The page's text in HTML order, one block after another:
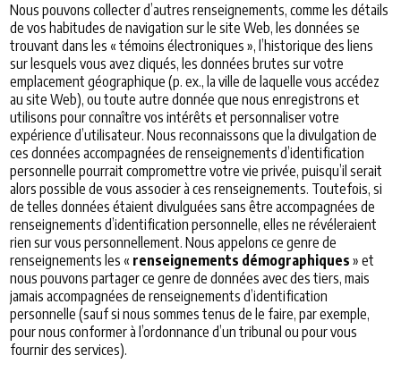
Nous pouvons collecter d’autres renseignements, comme les détails
de vos habitudes de navigation sur le site Web, les données se
trouvant dans les « témoins électroniques », l’historique des liens
sur lesquels vous avez cliqués, les données brutes sur votre
emplacement géographique (p. ex., la ville de laquelle vous accédez
au site Web), ou toute autre donnée que nous enregistrons et
utilisons pour connaître vos intérêts et personnaliser votre
expérience d’utilisateur. Nous reconnaissons que la divulgation de
ces données accompagnées de renseignements d’identification
personnelle pourrait compromettre votre vie privée, puisqu’il serait
alors possible de vous associer à ces renseignements. Toutefois, si
de telles données étaient divulguées sans être accompagnées de
renseignements d’identification personnelle, elles ne révéleraient
rien sur vous personnellement. Nous appelons ce genre de
renseignements les « renseignements démographiques » et
nous pouvons partager ce genre de données avec des tiers, mais
jamais accompagnées de renseignements d’identification
personnelle (sauf si nous sommes tenus de le faire, par exemple,
pour nous conformer à l’ordonnance d’un tribunal ou pour vous
fournir des services).